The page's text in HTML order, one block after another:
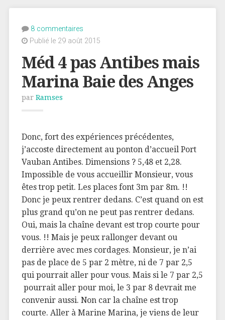
8 commentaires
Publié le 29 août 2015
Méd 4 pas Antibes mais
Marina Baie des Anges
par Ramses
Donc, fort des expériences précédentes,
j’accoste directement au ponton d’accueil Port
Vauban Antibes. Dimensions ? 5,48 et 2,28.
Impossible de vous accueillir Monsieur, vous
êtes trop petit. Les places font 3m par 8m. !!
Donc je peux rentrer dedans. C’est quand on est
plus grand qu’on ne peut pas rentrer dedans.
Oui, mais la chaîne devant est trop courte pour
vous. !! Mais je peux rallonger devant ou
derrière avec mes cordages. Monsieur, je n’ai
pas de place de 5 par 2 mètre, ni de 7 par 2,5
qui pourrait aller pour vous. Mais si le 7 par 2,5
pourrait aller pour moi, le 3 par 8 devrait me
convenir aussi. Non car la chaîne est trop
courte. Aller à Marine Marina, je viens de leur